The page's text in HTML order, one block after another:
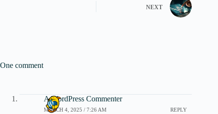
NEXT
One comment
A WordPress Commenter
MARCH 4, 2025 / 7:26 AM REPLY